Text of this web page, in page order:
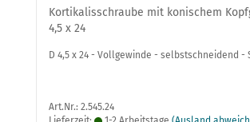
Kortikalisschraube mit konischem
4,5 x 24
D 4,5 x 24 - Vollgewinde - selbstschneidend -
Art.Nr.: 2.545.24